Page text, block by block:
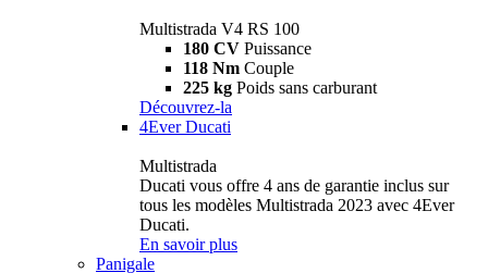
Multistrada V4 RS 100
180 CV Puissance
118 Nm Couple
225 kg Poids sans carburant
Découvrez-la
4Ever Ducati
Multistrada
Ducati vous offre 4 ans de garantie inclus sur
tous les modèles Multistrada 2023 avec 4Ever
Ducati.
En savoir plus
Panigale